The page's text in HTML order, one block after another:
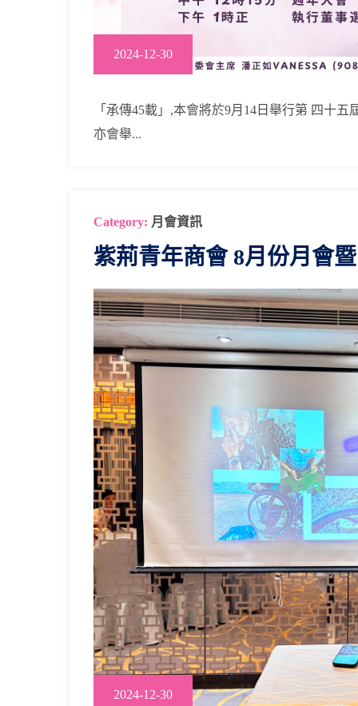
2024-12-30
「承傳45載」,本會將於9月14日舉行第 四十
亦會舉...
Category: 月會資訊
紫荊青年商會 8月份月會
2024-12-30